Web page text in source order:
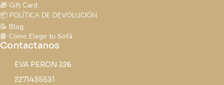
🎁 Gift Card
📦 POLÍTICA DE DEVOLUCIÓN
📝 Blog
📘 Cómo Elegir tu Sofá
Contactanos
EVA PERON 226
2271435531